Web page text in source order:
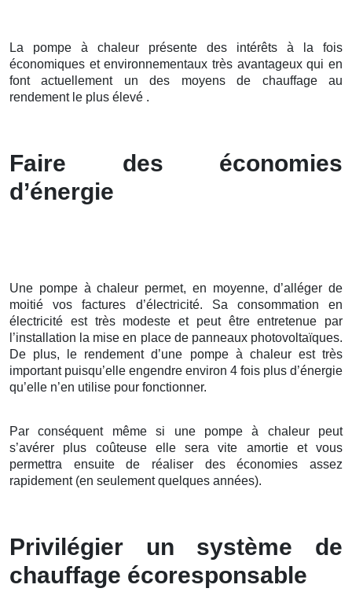
La pompe à chaleur présente des intérêts à la fois
économiques et environnementaux très avantageux qui en
font actuellement un des moyens de chauffage au
rendement le plus élevé .
Faire des économies
d’énergie
Une pompe à chaleur permet, en moyenne, d’alléger de
moitié vos factures d’électricité. Sa consommation en
électricité est très modeste et peut être entretenue par
l’installation la mise en place de panneaux photovoltaïques.
De plus, le rendement d’une pompe à chaleur est très
important puisqu’elle engendre environ 4 fois plus d’énergie
qu’elle n’en utilise pour fonctionner.
Par conséquent même si une pompe à chaleur peut
s’avérer plus coûteuse elle sera vite amortie et vous
permettra ensuite de réaliser des économies assez
rapidement (en seulement quelques années).
Privilégier un système de
chauffage écoresponsable